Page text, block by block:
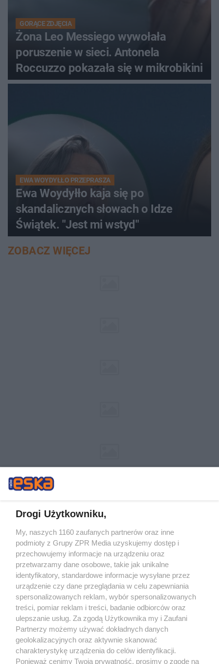
GORĄCE ZDJĘCIA
Żona Leo Messiego wywołała
poruszenie w sieci. Antonela
Roccuzzo pokazała się w mikrobikini
EWA WOYDYŁŁO PRZEPRASZA
Ewa Woydyłło kaja się po
skandalicznych słowach o Idze
Świątek. "Jest mi wstyd"
ZOBACZ WIĘCEJ
Żaden utwór zamieszczony w serwisie nie może być powielany i
rozpowszechniany lub dalej rozpowszechniany w jakikolwiek sposób (w
tym także elektroniczny lub mechaniczny) na jakimkolwiek polu
eksploatacji w jakiejkolwiek formie, włącznie z umieszczaniem w Internecie
bez pisemnej zgody właściciela praw. Jakiekolwiek użycie lub
wykorzystanie utworów w całości lub w części z naruszeniem prawa, tzn.
bez właściwej zgody, jest zabronione pod groźbą kary i może być ścigane
prawnie.
O nas
Drogi Użytkowniku,
My, naszych 1160 zaufanych partnerów oraz inne
podmioty z Grupy ZPR Media uzyskujemy dostęp i
przechowujemy informacje na urządzeniu oraz
przetwarzamy dane osobowe, takie jak unikalne
identyfikatory, standardowe informacje wysyłane przez
urządzenie czy dane przeglądania w celu zapewniania
spersonalizowanych reklam, wybór spersonalizowanych
treści, pomiar reklam i treści, badanie odbiorców oraz
ulepszanie usług. Za zgodą Użytkownika my i Zaufani
Partnerzy możemy używać dokładnych danych
geolokalizacyjnych oraz aktywnie skanować
charakterystykę urządzenia do celów identyfikacji.
Ponieważ cenimy Twoją prywatność, prosimy o zgodę na